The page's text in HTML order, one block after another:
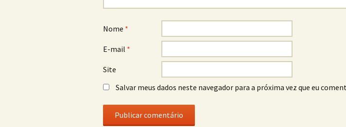
Nome *
E-mail *
Site
Salvar meus dados neste navegador para a próxima vez que eu